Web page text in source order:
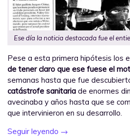
Ese día la noticia destacada fue el
Pese a esta primera hipótesis los
de tener claro que ese fuese el
semanas hasta que fue
catástrofe sanitaria de enormes
avecinaba y años hasta que se
que intervinieron en su desarrollo.
Seguir leyendo →